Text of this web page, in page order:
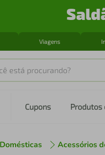
Viagens
procurando?
Cupons Produtos
Acessórios